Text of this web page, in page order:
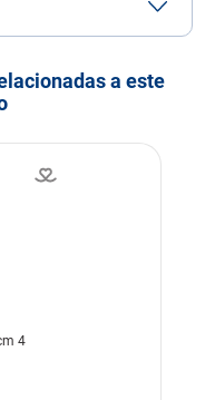
a este
4